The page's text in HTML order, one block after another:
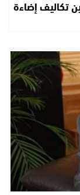
تكاليف إضاءة